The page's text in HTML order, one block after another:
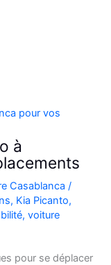
à
Casablanca /
, Kia Picanto,
, voiture
pour se déplacer